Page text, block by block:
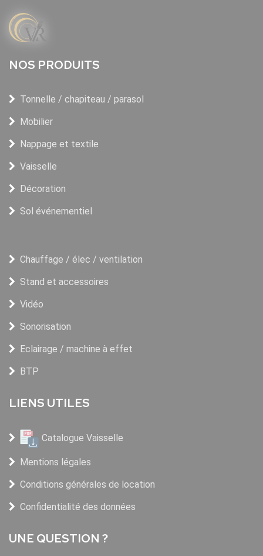
NOS PRODUITS
Tonnelle / chapiteau / parasol
Mobilier
Nappage et textile
Vaisselle
Décoration
Sol événementiel
Chauffage / élec / ventilation
Stand et accessoires
Vidéo
Sonorisation
Eclairage / machine à effet
BTP
LIENS UTILES
Catalogue Vaisselle
Mentions légales
Conditions générales de location
Confidentialité des données
UNE QUESTION ?